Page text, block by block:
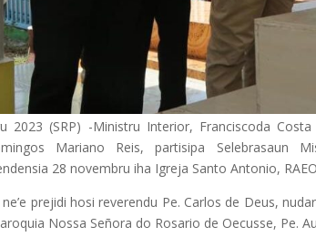
2023 (SRP) -Ministru Interior, Franciscoda
Mariano Reis, partisipa Selebrasaun
28 novembru iha Igreja Santo Antonio,
prejidi hosi reverendu Pe. Carlos de Deus,
Nossa Señora do Rosario de Oecusse, Pe.